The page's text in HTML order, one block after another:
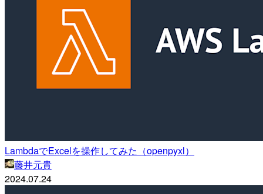
LambdaでExcelを操作してみた（openpyxl）
藤井元貴
2024.07.24